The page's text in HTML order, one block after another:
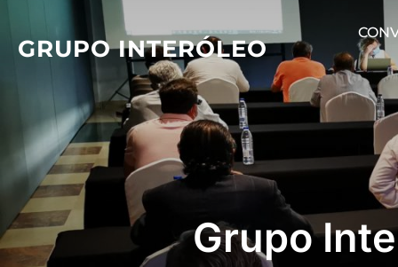
contenido
GRUPO INTERÓLEO
Grupo